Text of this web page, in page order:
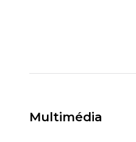
Multimédia